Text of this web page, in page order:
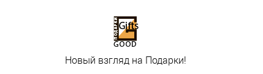
Новый взгляд на Подарки!